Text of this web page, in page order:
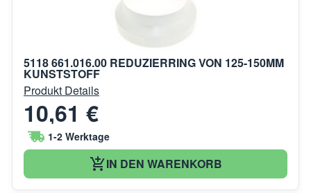
5118 661.016.00 REDUZIERRING VON 125-150MM
KUNSTSTOFF
Produkt Details
10,61 €
1-2 Werktage
IN DEN WARENKORB